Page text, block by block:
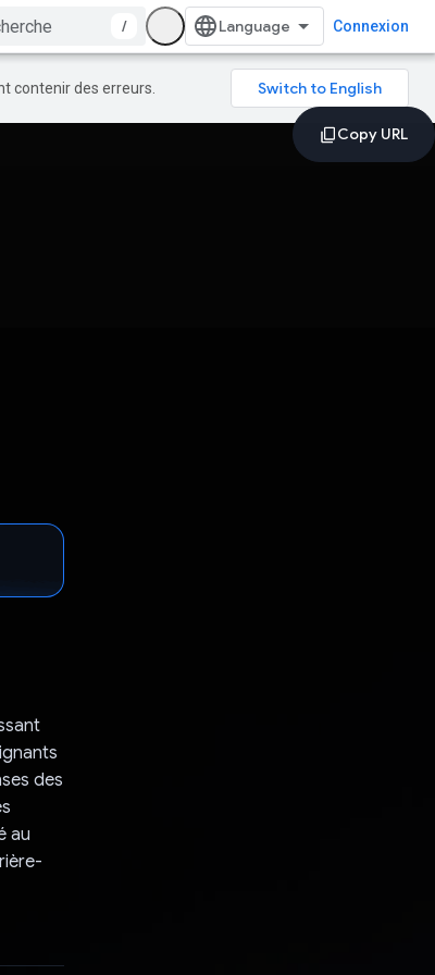
/ Connexion
contenir des erreurs.
des
au